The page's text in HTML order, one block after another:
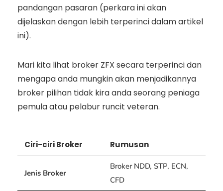
pandangan pasaran (perkara ini akan
dijelaskan dengan lebih terperinci dalam artikel
ini).
Mari kita lihat broker ZFX secara terperinci dan
mengapa anda mungkin akan menjadikannya
broker pilihan tidak kira anda seorang peniaga
pemula atau pelabur runcit veteran.
Ciri-ciri Broker Rumusan
Jenis Broker
Broker NDD, STP, ECN,
CFD